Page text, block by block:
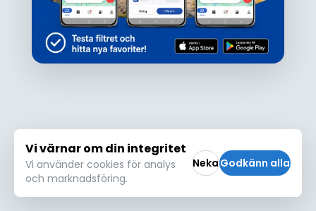
Vi värnar om din integritet
Vi använder cookies för analys
och marknadsföring.
NekaGodkänn alla